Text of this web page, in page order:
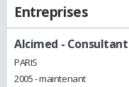
Entreprises
Alcimed -
PARIS
2005 - maintenant